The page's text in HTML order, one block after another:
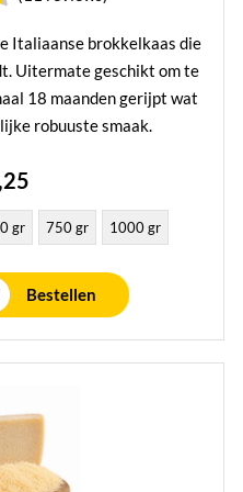
Italiaanse brokkelkaas die
Uitermate geschikt om te
18 maanden gerijpt wat
robuuste smaak.
gr 750 gr 1000 gr
Bestellen